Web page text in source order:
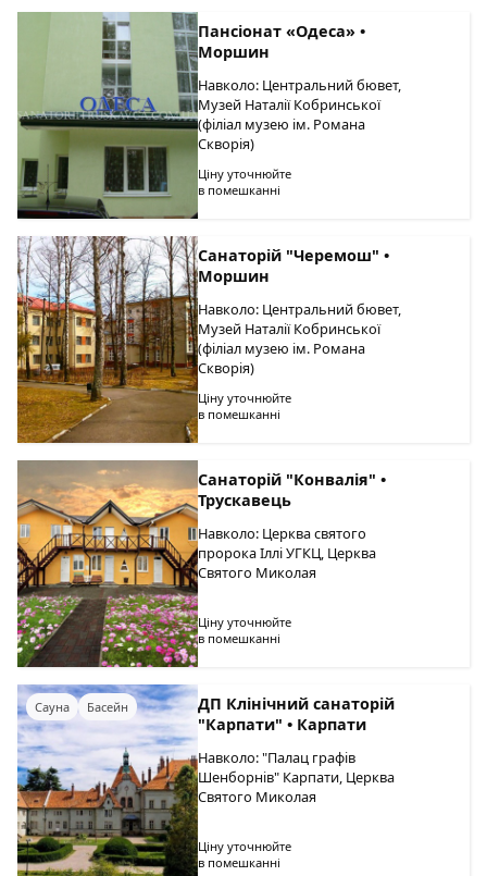
Пансіонат «Одеса» •
Моршин
Навколо: Центральний бювет,
Музей Наталії Кобринської
(філіал музею ім. Романа
Скворія)
Ціну уточнюйте
в помешканні
Санаторій "Черемош" •
Моршин
Навколо: Центральний бювет,
Музей Наталії Кобринської
(філіал музею ім. Романа
Скворія)
Ціну уточнюйте
в помешканні
Санаторій "Конвалія" •
Трускавець
Навколо: Церква святого
пророка Іллі УГКЦ, Церква
Святого Миколая
Ціну уточнюйте
в помешканні
Сауна Басейн
ДП Клінічний санаторій
"Карпати" • Карпати
Навколо: "Палац графів
Шенборнів" Карпати, Церква
Святого Миколая
Ціну уточнюйте
в помешканні